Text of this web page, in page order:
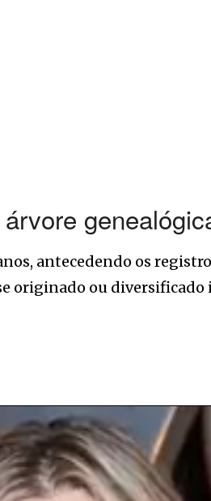
antecedendo os
originado ou